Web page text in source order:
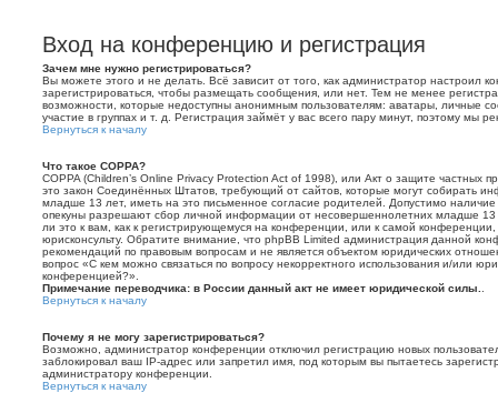
Вход на конференцию и регистрация
Зачем мне нужно регистрироваться?
Вы можете этого и не делать. Всё зависит от того, как администратор настроил
зарегистрироваться, чтобы размещать сообщения, или нет. Тем не менее
возможности, которые недоступны анонимным пользователям: аватары, личные
участие в группах и т. д. Регистрация займёт у вас всего пару минут, поэтому мы
Вернуться к началу
Что такое COPPA?
COPPA (Children’s Online Privacy Protection Act of 1998), или Акт о защите частных
это закон Соединённых Штатов, требующий от сайтов, которые могут собирать
младше 13 лет, иметь на это письменное согласие родителей. Допустимо
опекуны разрешают сбор личной информации от несовершеннолетних младше
ли это к вам, как к регистрирующемуся на конференции, или к самой
юрисконсульту. Обратите внимание, что phpBB Limited администрация данной
рекомендаций по правовым вопросам и не является объектом юридических
вопрос «С кем можно связаться по вопросу некорректного использования и/или
конференцией?».
Примечание переводчика: в России данный акт не имеет юридической силы.
Вернуться к началу
Почему я не могу зарегистрироваться?
Возможно, администратор конференции отключил регистрацию новых
заблокировал ваш IP-адрес или запретил имя, под которым вы пытаетесь
администратору конференции.
Вернуться к началу